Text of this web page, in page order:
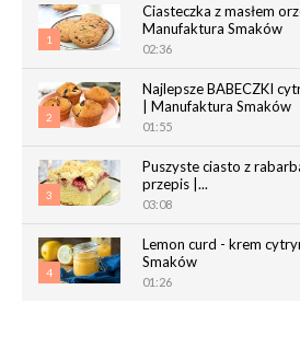
1
Ciasteczka z masłem
Manufaktura Smaków
02:36
2
Najlepsze BABECZKI
| Manufaktura Smaków
01:55
3
Puszyste ciasto z
przepis |...
03:08
4
Lemon curd - krem
Smaków
01:26